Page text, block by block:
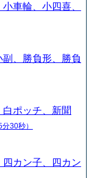
車輪、小四喜、
、勝負形、勝負
ポッチ、新聞
分30秒）
四カン子、四カン